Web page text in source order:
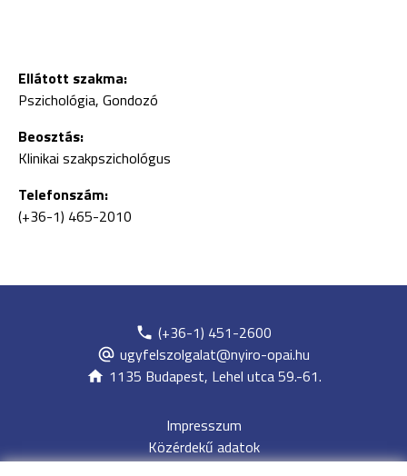
Ellátott szakma:
Pszichológia, Gondozó
Beosztás:
Klinikai szakpszichológus
Telefonszám:
(+36-1) 465-2010
(+36-1) 451-2600
ugyfelszolgalat@nyiro-opai.hu
1135 Budapest, Lehel utca 59.-61.
Impresszum
Közérdekű adatok
Adatvédelem